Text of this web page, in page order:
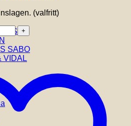
SABO
VIDAL
(valfritt)